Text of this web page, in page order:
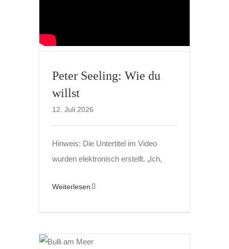
Peter Seeling: Wie du
willst
12. Juli 2026
Hinweis: Die Untertitel im Video
wurden elektronisch erstellt. „Ich,
Weiterlesen